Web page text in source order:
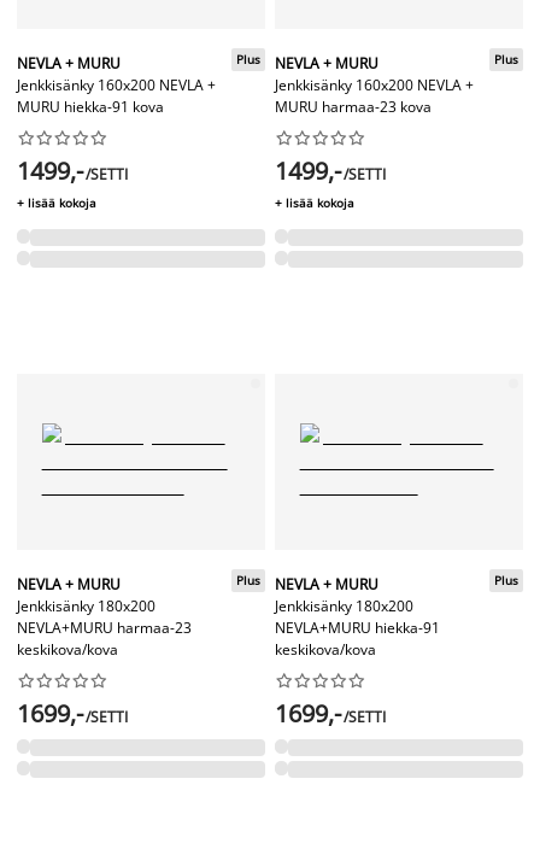
NEVLA + MURU
Jenkkisänky 160x200 NEVLA +
MURU hiekka-91 kova
Plus






1499,-/SETTI
+ lisää kokoja
NEVLA + MURU
Jenkkisänky 160x200 NEVLA +
MURU harmaa-23 kova
Plus






1499,-/SETTI
+ lisää kokoja
NEVLA + MURU
Jenkkisänky 180x200
NEVLA+MURU harmaa-23
keskikova/kova
Plus






1699,-/SETTI
NEVLA + MURU
Jenkkisänky 180x200
NEVLA+MURU hiekka-91
keskikova/kova
Plus






1699,-/SETTI